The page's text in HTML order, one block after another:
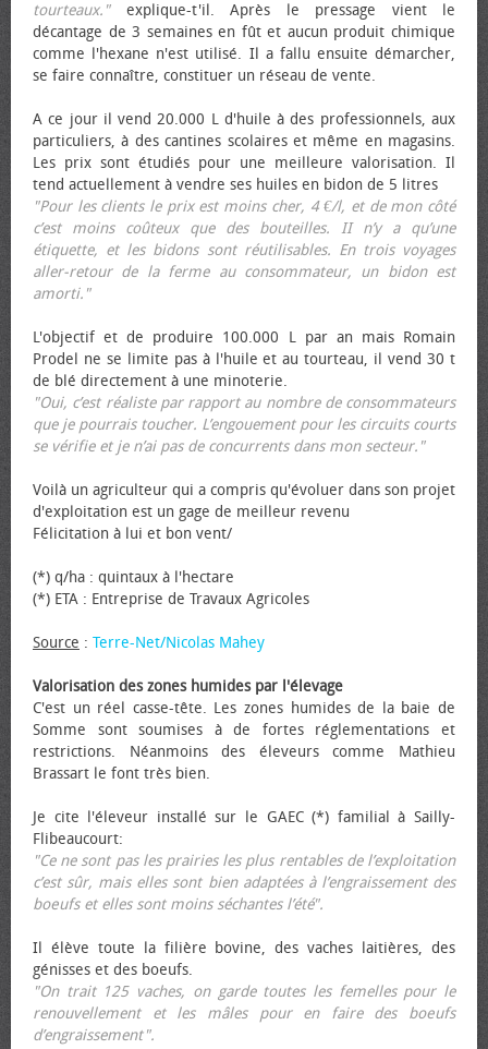
tourteaux."explique-t'il. Après le pressage vient le
décantage de 3 semaines en fût et aucun produit chimique
comme l'hexane n'est utilisé. Il a fallu ensuite démarcher,
se faire connaître, constituer un réseau de vente.
A ce jour il vend 20.000 L d'huile à des professionnels, aux
particuliers, à des cantines scolaires et même en magasins.
Les prix sont étudiés pour une meilleure valorisation. Il
tend actuellement à vendre ses huiles en bidon de 5 litres
"Pour les clients le prix est moins cher, 4 €/l, et de mon côté
c’est moins coûteux que des bouteilles. II n’y a qu’une
étiquette, et les bidons sont réutilisables. En trois voyages
aller-retour de la ferme au consommateur, un bidon est
amorti."
L'objectif et de produire 100.000 L par an mais Romain
Prodel ne se limite pas à l'huile et au tourteau, il vend 30 t
de blé directement à une minoterie.
"Oui, c’est réaliste par rapport au nombre de consommateurs
que je pourrais toucher. L’engouement pour les circuits courts
se vérifie et je n’ai pas de concurrents dans mon secteur."
Voilà un agriculteur qui a compris qu'évoluer dans son projet
d'exploitation est un gage de meilleur revenu
Félicitation à lui et bon vent/
(*) q/ha : quintaux à l'hectare
(*) ETA : Entreprise de Travaux Agricoles
Source : Terre-Net/Nicolas Mahey
Valorisation des zones humides par l'élevage
C'est un réel casse-tête. Les zones humides de la baie de
Somme sont soumises à de fortes réglementations et
restrictions. Néanmoins des éleveurs comme Mathieu
Brassart le font très bien.
Je cite l'éleveur installé sur le GAEC (*) familial à Sailly-
Flibeaucourt:
"Ce ne sont pas les prairies les plus rentables de l’exploitation
c’est sûr, mais elles sont bien adaptées à l’engraissement des
bœufs et elles sont moins séchantes l’été".
Il élève toute la filière bovine, des vaches laitières, des
génisses et des bœufs.
"On trait 125 vaches, on garde toutes les femelles pour le
renouvellement et les mâles pour en faire des bœufs
d’engraissement".